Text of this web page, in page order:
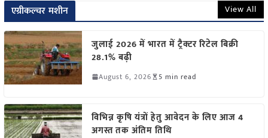
एग्रीकल्चर मशीन View All
जुलाई 2026 में भारत में ट्रैक्टर रिटेल बिक्री
28.1% बढ़ी
August 6, 2026 5 min read
विभिन्न कृषि यंत्रों हेतु आवेदन के लिए आज 4
अगस्त तक अंतिम तिथि